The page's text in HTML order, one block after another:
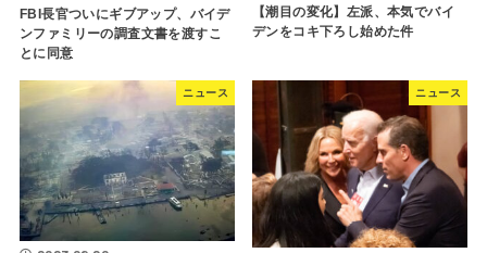
FBI長官ついにギブアップ、バイデ
ンファミリーの調査文書を渡すこ
とに同意
【潮目の変化】左派、本気でバイ
デンをコキ下ろし始めた件
ニュース ニュース